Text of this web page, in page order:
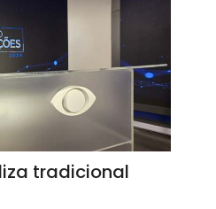
tradicional